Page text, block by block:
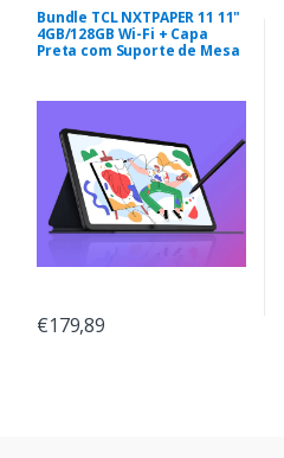
Bundle TCL NXTPAPER 11 11"
4GB/128GB Wi-Fi + Capa
Preta com Suporte de Mesa
€179,89